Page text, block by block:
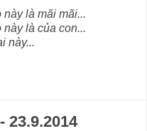
này là mãi mãi...
này là của con...
này...
23.9.2014